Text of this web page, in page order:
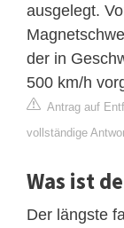
ausgelegt.
der in
500 km/h
Antrag auf
vollständige
Was ist
Der längste